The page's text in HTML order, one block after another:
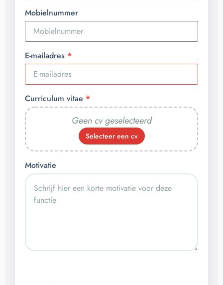
Mobielnummer
E-mailadres
Curriculum vitae
Geen cv geselecteerd
Selecteer een cv
Motivatie